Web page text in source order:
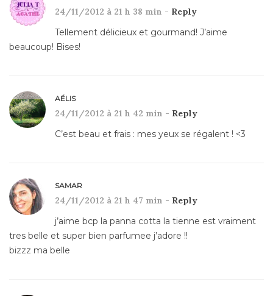
24/11/2012 à 21 h 38 min - Reply
Tellement délicieux et gourmand! J’aime
beaucoup! Bises!
AÉLIS
24/11/2012 à 21 h 42 min - Reply
C’est beau et frais : mes yeux se régalent ! <3
SAMAR
24/11/2012 à 21 h 47 min - Reply
j’aime bcp la panna cotta la tienne est vraiment
tres belle et super bien parfumee j’adore !!
bizzz ma belle